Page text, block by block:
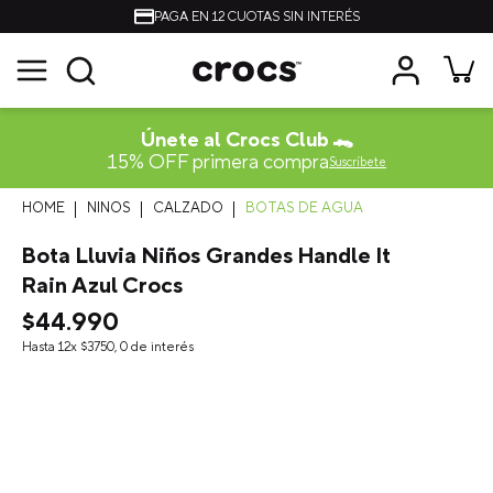
PAGA EN 12 CUOTAS SIN INTERÉS
Únete al Crocs Club 🐊
15% OFF primera compraSuscríbete
NINOS CALZADO BOTAS DE AGUA
Bota Lluvia Niños Grandes Handle It
Rain Azul Crocs
$44.990
Hasta 12x $3750, 0 de interés